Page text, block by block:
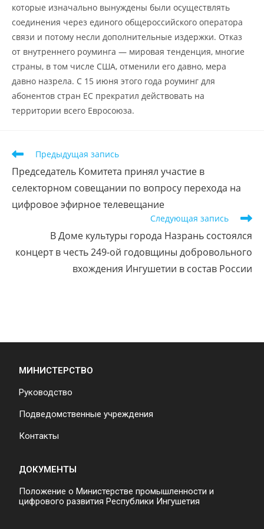
которые изначально вынуждены были осуществлять
соединения через единого общероссийского оператора
связи и потому несли дополнительные издержки. Отказ
от внутреннего роуминга — мировая тенденция, многие
страны, в том числе США, отменили его давно, мера
давно назрела. С 15 июня этого года роуминг для
абонентов стран ЕС прекратил действовать на
территории всего Евросоюза.
Предыдущая запись
Председатель Комитета принял участие в
селекторном совещании по вопросу перехода на
цифровое эфирное телевещание
Следующая запись
В Доме культуры города Назрань состоялся
концерт в честь 249-ой годовщины добровольного
вхождения Ингушетии в состав России
МИНИСТЕРСТВО
Руководство
Подведомственные учреждения
Контакты
ДОКУМЕНТЫ
Положение о Министерстве промышленности и
цифрового развития Республики Ингушетия